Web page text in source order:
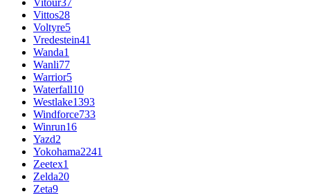
Vitour37
Vittos28
Voltyre5
Vredestein41
Wanda1
Wanli77
Warrior5
Waterfall10
Westlake1393
Windforce733
Winrun16
Yazd2
Yokohama2241
Zeetex1
Zelda20
Zeta9